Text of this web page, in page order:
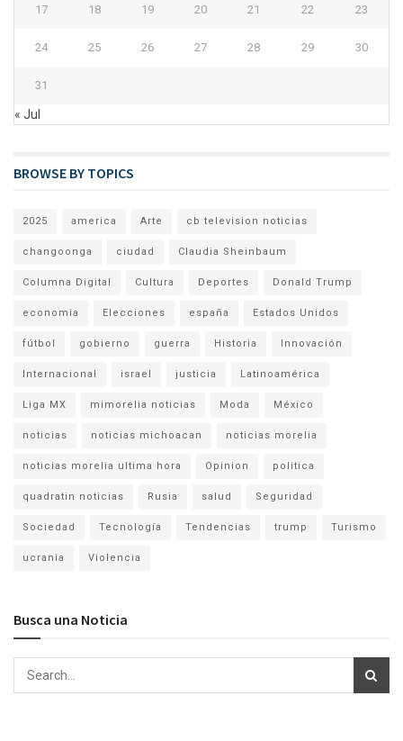
17 18 19 20 21 22 23
24 25 26 27 28 29 30
31
« Jul
BROWSE BY TOPICS
2025 america Arte cb television noticias
changoonga ciudad Claudia Sheinbaum
Columna Digital Cultura Deportes Donald Trump
economia Elecciones españa Estados Unidos
fútbol gobierno guerra Historia Innovación
Internacional israel justicia Latinoamérica
Liga MX mimorelia noticias Moda México
noticias noticias michoacan noticias morelia
noticias morelia ultima hora Opinion politica
quadratin noticias Rusia salud Seguridad
Sociedad Tecnología Tendencias trump Turismo
ucrania Violencia
Busca una Noticia